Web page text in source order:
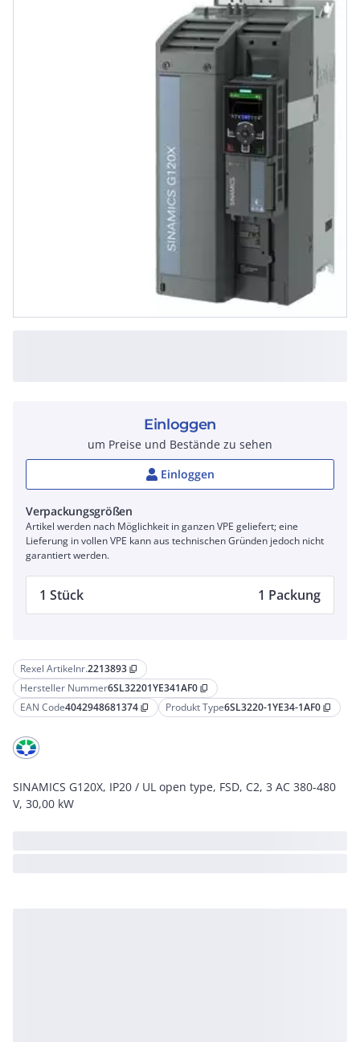
Rexel Artikelnr.2213893 content_copy
Hersteller Nummer6SL32201YE341AF0 content_copy
EAN Code4042948681374 content_copy Produkt Type6SL3220-1YE34-1AF0 content_copy
SINAMICS G120X, IP20 / UL open type, FSD, C2, 3 AC 380-480
V, 30,00 kW
Einloggen
um Preise und Bestände zu sehen
Einloggen
Verpackungsgrößen
Artikel werden nach Möglichkeit in ganzen VPE geliefert; eine
Lieferung in vollen VPE kann aus technischen Gründen jedoch nicht
garantiert werden.
1 Stück 1 Packung